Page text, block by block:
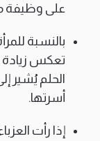
على وظيفة
بالنسبة
تعكس زيادة
الحلم يُشير
أسرتها.
إذا رأت